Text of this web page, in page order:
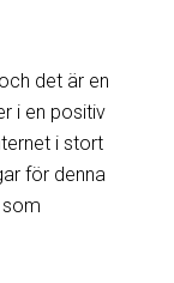
det är en
i en positiv
i stort
för denna